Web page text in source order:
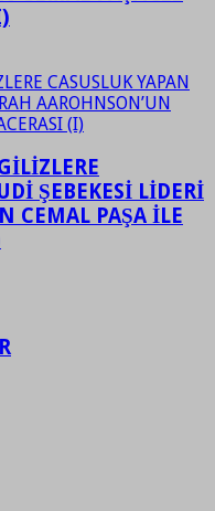
ŞEBEKESİ LİDERİ
CEMAL PAŞA İLE